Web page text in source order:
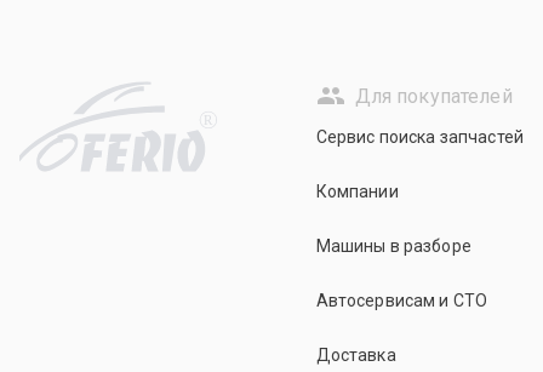
R
Для покупателей
Сервис поиска запчастей
Компании
Машины в разборе
Автосервисам и СТО
Доставка